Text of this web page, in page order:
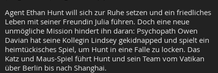
Agent Ethan Hunt will sich zur Ruhe setzen und ein friedliches
Leben mit seiner Freundin Julia führen. Doch eine neue
unmögliche Mission hindert ihn daran: Psychopath Owen
Davian hat seine Kollegin Lindsey gekidnapped und spielt ein
heimtückisches Spiel, um Hunt in eine Falle zu locken. Das
Katz und Maus-Spiel führt Hunt und sein Team vom Vatikan
über Berlin bis nach Shanghai.